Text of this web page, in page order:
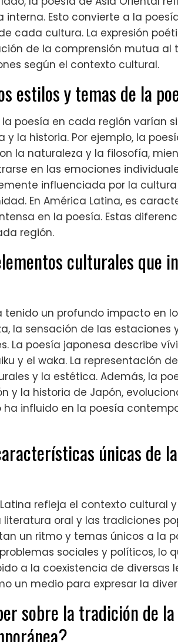
interna. Esto convierte a la
cada cultura. La expresión
de la comprensión mutua al
según el contexto cultural.
estilos y temas de la
la poesía en cada región varían
y la historia. Por ejemplo, la
la naturaleza y la filosofía,
en las emociones
influenciada por la
En América Latina, es
en la poesía. Estas
región.
culturales que
tenido un profundo impacto en
la sensación de las estaciones
La poesía japonesa describe
y el waka. La representación
y la estética. Además, la
y la historia de Japón,
ha influido en la poesía
únicas de
refleja el contexto cultural
literatura oral y las tradiciones
un ritmo y temas únicos a la
sociales y políticos, lo
a la coexistencia de diversas
un medio para expresar la
sobre la tradición de